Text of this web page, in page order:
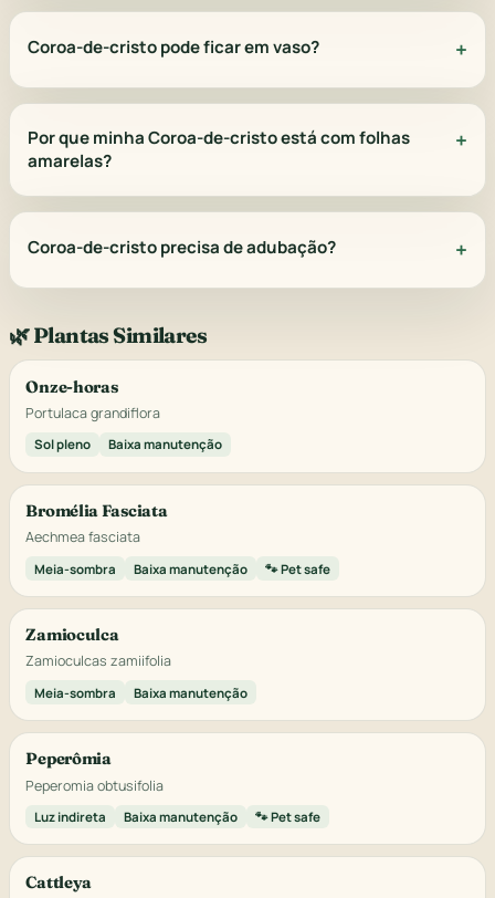
Coroa-de-cristo pode ficar em vaso?
Por que minha Coroa-de-cristo está com folhas
amarelas?
Coroa-de-cristo precisa de adubação?
🌿 Plantas Similares
Onze-horas
Portulaca grandiflora
Sol pleno Baixa manutenção
Bromélia Fasciata
Aechmea fasciata
Meia-sombra Baixa manutenção 🐾 Pet safe
Zamioculca
Zamioculcas zamiifolia
Meia-sombra Baixa manutenção
Peperômia
Peperomia obtusifolia
Luz indireta Baixa manutenção 🐾 Pet safe
Cattleya